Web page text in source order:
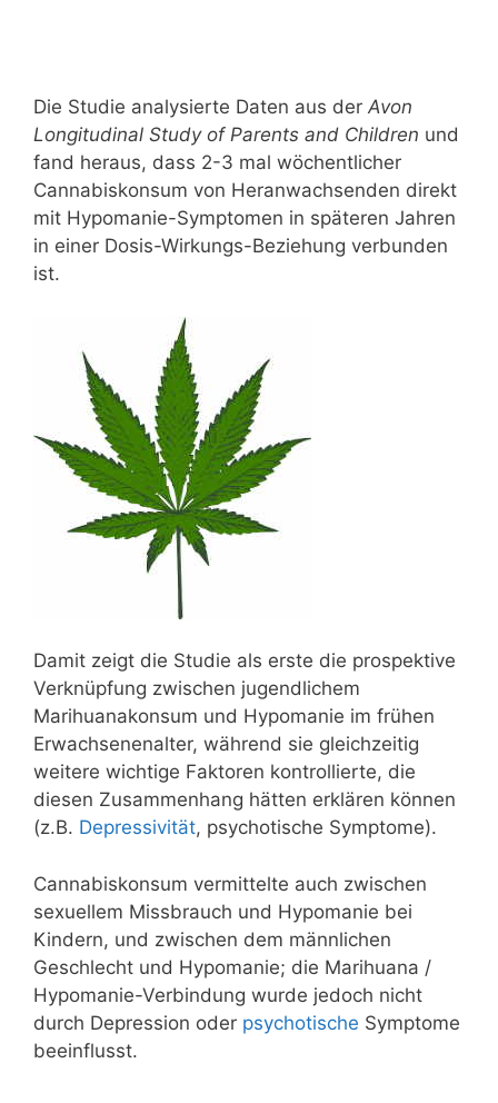
Die Studie analysierte Daten aus der Avon
Longitudinal Study of Parents and Children und
fand heraus, dass 2-3 mal wöchentlicher
Cannabiskonsum von Heranwachsenden direkt
mit Hypomanie-Symptomen in späteren Jahren
in einer Dosis-Wirkungs-Beziehung verbunden
ist.
Damit zeigt die Studie als erste die prospektive
Verknüpfung zwischen jugendlichem
Marihuanakonsum und Hypomanie im frühen
Erwachsenenalter, während sie gleichzeitig
weitere wichtige Faktoren kontrollierte, die
diesen Zusammenhang hätten erklären können
(z.B. Depressivität, psychotische Symptome).
Cannabiskonsum vermittelte auch zwischen
sexuellem Missbrauch und Hypomanie bei
Kindern, und zwischen dem männlichen
Geschlecht und Hypomanie; die Marihuana /
Hypomanie-Verbindung wurde jedoch nicht
durch Depression oder psychotische Symptome
beeinflusst.